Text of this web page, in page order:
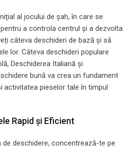
al jocului de șah, în care se
a controla centrul și a dezvolta
câteva deschideri de bază și să
lor. Câteva deschideri populare
Deschiderea Italiană și
bună va crea un fundament
activitatea pieselor tale în timpul
Rapid și Eficient
deschidere, concentrează-te pe